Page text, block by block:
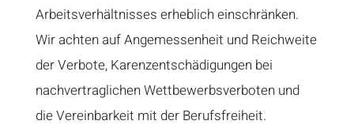
Arbeitsverhältnisses erheblich einschränken.
Wir achten auf Angemessenheit und Reichweite
der Verbote, Karenzentschädigungen bei
nachvertraglichen Wettbewerbsverboten und
die Vereinbarkeit mit der Berufsfreiheit.